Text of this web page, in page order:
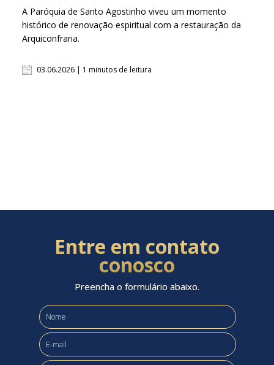
A Paróquia de Santo Agostinho viveu um momento
histórico de renovação espiritual com a restauração da
Arquiconfraria.
03.06.2026 | 1 minutos de leitura
Entre em contato
conosco
Preencha o formulário abaixo.